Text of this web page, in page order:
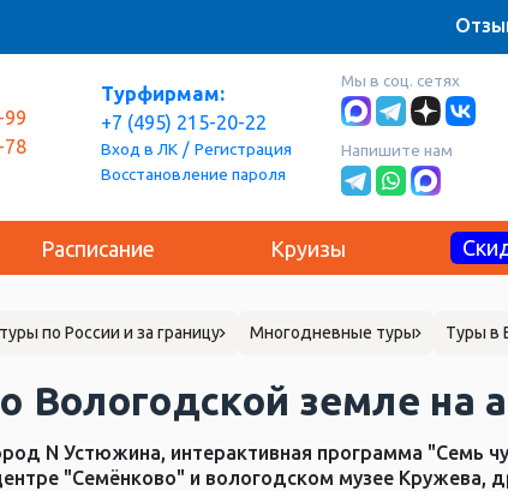
99
78
Турфирмам:
+7 (495) 215-20-22
Вход в ЛК / Регистрация
Восстановление пароля
Мы в соц. сетях
Напишите нам
Расписание Круизы
по России и за границу Многодневные туры Туры в
Вологодской земле на
N Устюжина, интерактивная программа "Семь
"Семёнково" и вологодском музее Кружева,